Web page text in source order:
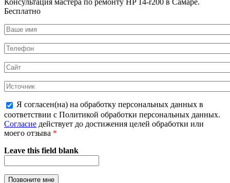
Консультация мастера по ремонту HP 14-r200 в Самаре.
Бесплатно
Я согласен(на) на обработку персональных данных в
соответствии с Политикой обработки персональных данных.
Согласие действует до достижения целей обработки или
моего отзыва *
Leave this field blank